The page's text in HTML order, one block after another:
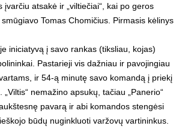
įvarčiu atsakė ir „viltiečiai“, kai po geros
Tomas Chomičius. Pirmasis kėlinys
iniciatyvą į savo rankas (tiksliau, kojas)
Pastarieji vis dažniau ir pavojingiau
ir 54-ą minutę savo komandą į priekį
nemažino apsukų, tačiau „Panerio“
pavarą ir abi komandos stengėsi
būdų nuginkluoti varžovų vartininkus.